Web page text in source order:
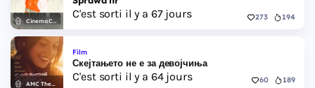
Cinema City
C'est sorti il y a 67 jours 273 194
AMC Theatres
Film
Скејтањето не е за девојчиња
C'est sorti il y a 64 jours 60 189